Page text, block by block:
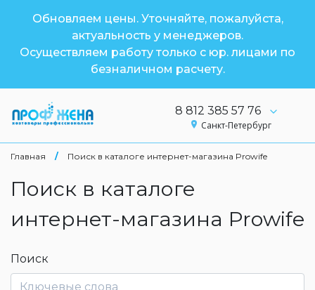
Обновляем цены. Уточняйте, пожалуйста,
актуальность у менеджеров.
Осуществляем работу только с юр. лицами по
безналичном расчету.
8 812 385 57 76
Санкт-Петербург
Главная / Поиск в каталоге интернет-магазина Prowife
Поиск в каталоге
интернет-магазина Prowife
Поиск